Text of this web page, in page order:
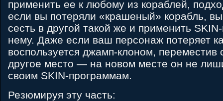
применить ее к любому из кораблей,
если вы потеряли «крашеный» корабль,
сесть в другой такой же и применить
нему. Даже если ваш персонаж потеряет
воспользуется джамп-клоном, переместив
другое место — на новом месте он не
своим SKIN-программам.
Резюмируя эту часть: